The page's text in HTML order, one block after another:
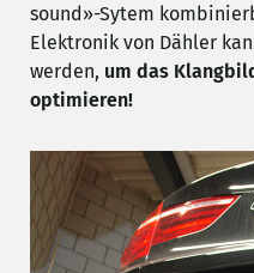
sound»-Sytem
Elektronik von Dähler
werden, um das
optimieren!